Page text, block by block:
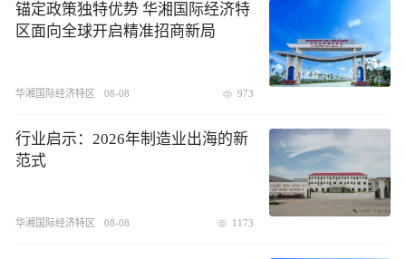
锚定政策独特优势 华湘国际经济特
区面向全球开启精准招商新局
华湘国际经济特区 08-08 973
行业启示：2026年制造业出海的新
范式
华湘国际经济特区 08-08 1173